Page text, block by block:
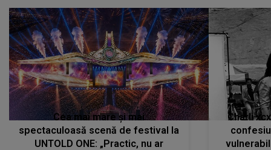
Cea mai mare și mai
spectaculoasă scenă de festival la
UNTOLD ONE: „Practic, nu ar
Charli